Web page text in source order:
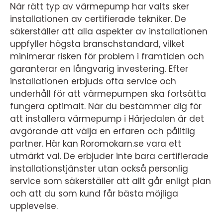
När rätt typ av värmepump har valts sker
installationen av certifierade tekniker. De
säkerställer att alla aspekter av installationen
uppfyller högsta branschstandard, vilket
minimerar risken för problem i framtiden och
garanterar en långvarig investering. Efter
installationen erbjuds ofta service och
underhåll för att värmepumpen ska fortsätta
fungera optimalt. När du bestämmer dig för
att installera värmepump i Härjedalen är det
avgörande att välja en erfaren och pålitlig
partner. Här kan Roromokarn.se vara ett
utmärkt val. De erbjuder inte bara certifierade
installationstjänster utan också personlig
service som säkerställer att allt går enligt plan
och att du som kund får bästa möjliga
upplevelse.